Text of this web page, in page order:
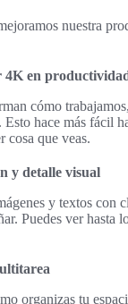
nuestra
4K en
cómo
Esto hace más fácil
cosa que veas.
y detalle visual
y textos con
Puedes ver hasta
organizas tu